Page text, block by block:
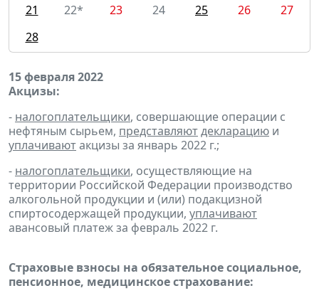
21
22* 23 24 25 26
27
28
15 февраля 2022
Акцизы:
- налогоплательщики, совершающие операции с
нефтяным сырьем, представляютдекларацию и
уплачиваютакцизы за январь 2022 г.;
- налогоплательщики, осуществляющие на
территории Российской Федерации производство
алкогольной продукции и (или) подакцизной
спиртосодержащей продукции, уплачивают
авансовый платеж за февраль 2022 г.
Страховые взносы на обязательное социальное,
пенсионное, медицинское страхование: